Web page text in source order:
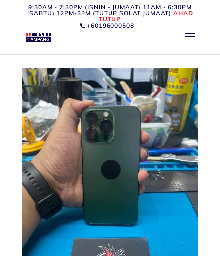
9:30AM - 7:30PM (ISNIN - JUMAAT) 11AM - 6:30PM
(SABTU) 12PM-3PM (TUTUP SOLAT JUMAAT) AHAD
TUTUP
+60196000508